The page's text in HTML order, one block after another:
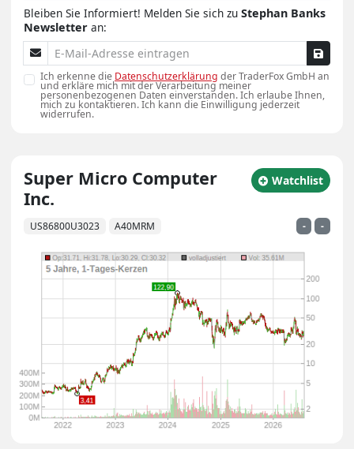
Bleiben Sie Informiert! Melden Sie sich zu Stephan Banks
Newsletter an:
E-Mail-Adresse
Ich erkenne die Datenschutzerklärung der TraderFox GmbH an
und erkläre mich mit der Verarbeitung meiner
personenbezogenen Daten einverstanden. Ich erlaube Ihnen,
mich zu kontaktieren. Ich kann die Einwilligung jederzeit
widerrufen.
zu Watchlist
Watchlist
Super Micro Computer
Inc.
US86800U3023 A40MRM - -